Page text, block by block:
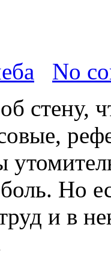
No
стену,
Но
и в